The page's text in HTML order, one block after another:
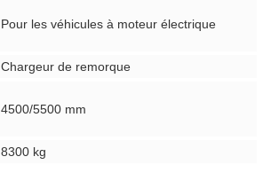
Pour les véhicules à moteur électrique
Chargeur de remorque
4500/5500 mm
8300 kg